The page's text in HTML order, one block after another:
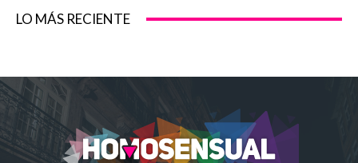
LO MÁS RECIENTE